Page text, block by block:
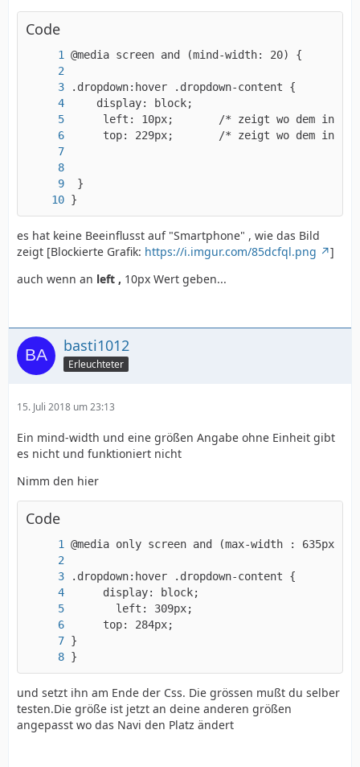
Code
}
es hat keine Beeinflusst auf "Smartphone" , wie das Bild
zeigt [Blockierte Grafik: https://i.imgur.com/85dcfql.png
]
auch wenn an left , 10px Wert geben...
basti1012
Erleuchteter
15. Juli 2018 um 23:13
Ein mind-width und eine größen Angabe ohne Einheit gibt
es nicht und funktioniert nicht
Nimm den hier
Code
}
und setzt ihn am Ende der Css. Die grössen mußt du selber
testen.Die größe ist jetzt an deine anderen größen
angepasst wo das Navi den Platz ändert